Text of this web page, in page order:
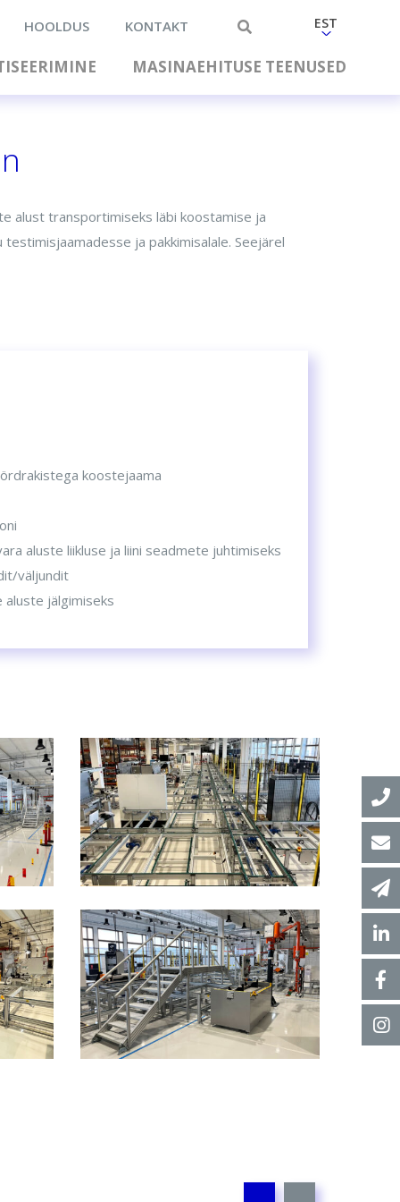
HOOLDUS KONTAKT EST
MASINAEHITUSE TEENUSED
alust transportimiseks läbi koostamise ja
ja pakkimisalale. Seejärel
koostejaama
aluste liikluse ja liini seadmete juhtimiseks
väljundit
jälgimiseks